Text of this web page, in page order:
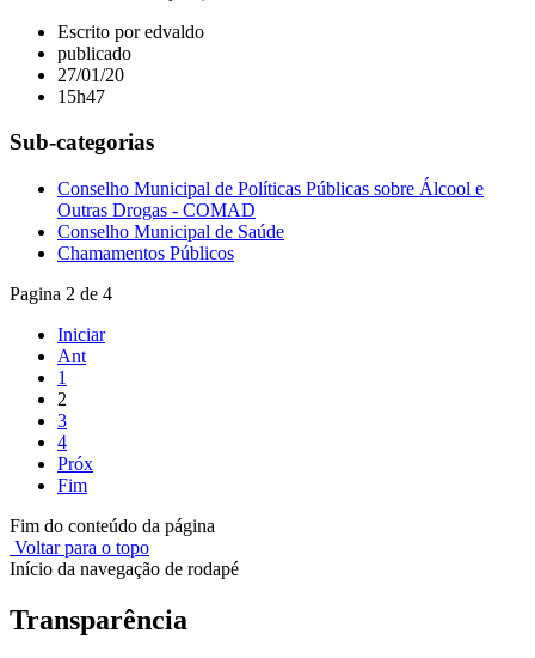
Escrito por edvaldo
publicado
27/01/20
15h47
Sub-categorias
Conselho Municipal de Políticas Públicas sobre Álcool e
Outras Drogas - COMAD
Conselho Municipal de Saúde
Chamamentos Públicos
Pagina 2 de 4
Iniciar
Ant
1
2
3
4
Próx
Fim
Fim do conteúdo da página
Voltar para o topo
Início da navegação de rodapé
Transparência